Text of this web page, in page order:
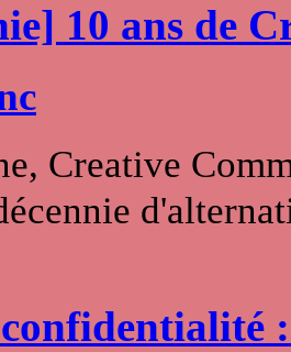
10 ans de
Creative